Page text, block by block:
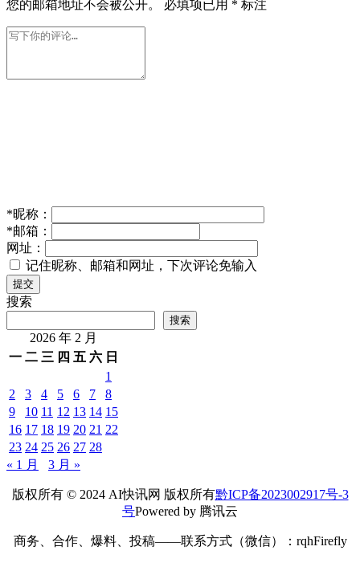
您的邮箱地址不会被公开。 必填项已用 * 标注
*昵称：
*邮箱：
网址：
记住昵称、邮箱和网址，下次评论免输入
提交
搜索
搜索
2026 年 2 月
一 二 三 四 五 六 日
1
2
3 4 5 6 7
8
9
10 11 12 13 14 15
16 17 18 19 20 21 22
23 24 25 26 27 28
« 1 月
3 月 »
版权所有 © 2024 AI快讯网 版权所有黔ICP备2023002917号-3
号Powered by 腾讯云
商务、合作、爆料、投稿——联系方式（微信）：rqhFirefly